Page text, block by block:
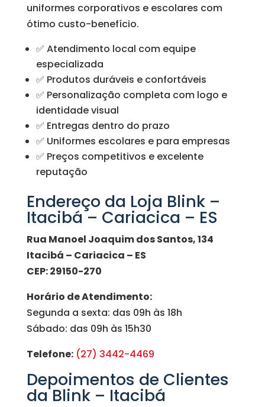
uniformes corporativos e escolares com
ótimo custo-benefício.
✅ Atendimento local com equipe
especializada
✅ Produtos duráveis e confortáveis
✅ Personalização completa com logo e
identidade visual
✅ Entregas dentro do prazo
✅ Uniformes escolares e para empresas
✅ Preços competitivos e excelente
reputação
Endereço da Loja Blink –
Itacibá – Cariacica – ES
Rua Manoel Joaquim dos Santos, 134
Itacibá – Cariacica – ES
CEP: 29150-270
Horário de Atendimento:
Segunda a sexta: das 09h às 18h
Sábado: das 09h às 15h30
Telefone: (27) 3442-4469
Depoimentos de Clientes
da Blink – Itacibá